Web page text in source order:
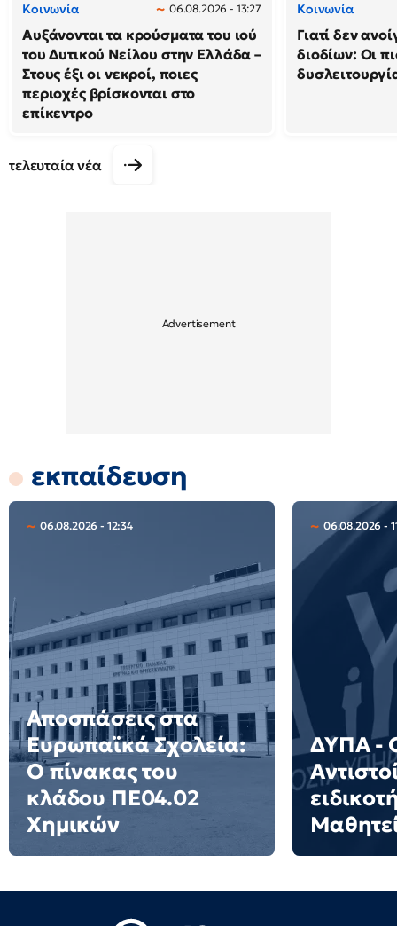
Κοινωνία 06.08.2026 - 13:27
Αυξάνονται τα κρούσματα του ιού
του Δυτικού Νείλου στην Ελλάδα –
Στους έξι οι νεκροί, ποιες
περιοχές βρίσκονται στο
επίκεντρο
Κοινωνία
Γιατί δεν
διοδίων: Οι
τελευταία νέα
εκπαίδευση
06.08.2026 - 12:34
Αποσπάσεις στα
Ευρωπαϊκά Σχολεία:
Ο πίνακας του
κλάδου ΠΕ04.02
Χημικών
06.08.2026 -
ΔΥΠΑ -